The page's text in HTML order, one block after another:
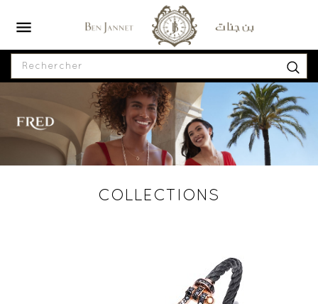

COLLECTIONS